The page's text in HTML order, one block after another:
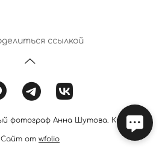
ссылкой
фотограф Анна Шутова. Киров
Сайт от wfolio